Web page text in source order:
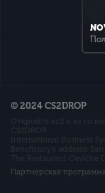
© 2024 CS2DROP
Партнерская